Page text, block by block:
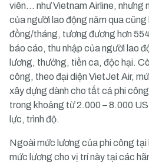
viên… như Vietnam Airline, nhưng
của người lao động năm qua
đồng/tháng, tương đương hơn
báo cáo, thu nhập của người lao
lương, thưởng, tiền ca, độc hại.
công, theo đại diện VietJet Air,
xây dựng dành cho tất cả phi
trong khoảng từ 2.000 – 8.000
lực, trình độ.
Ngoài mức lương của phi công tại
mức lương cho vị trí này tại các